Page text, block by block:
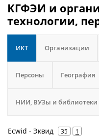
КГФЭИ и
технологии,
ИКТ Организации
Персоны География
НИИ, ВУЗы и библиотеки
Ecwid - Эквид 35 1